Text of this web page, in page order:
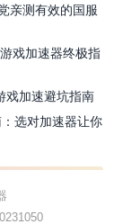
亲测有效的国服
戏加速器终极指
戏加速避坑指南
选对加速器让你